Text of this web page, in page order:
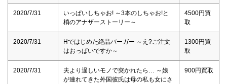
2020/7/31
いっぱいしちゃお! ～3本のしちゃお!と
梢のアナザーストーリー～
4500円買
取
2020/7/31
Hではじめた絶品バーガー ～え?ご注文
はおっぱいですか～
1300円買
取
2020/7/31
夫より逞しいモノで突かれたら… ～娘
が連れてきた外国彼氏は母の私も女にさ
900円買取